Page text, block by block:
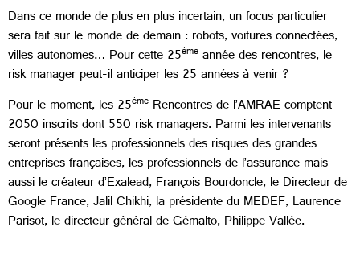
Dans ce monde de plus en plus incertain, un focus particulier
sera fait sur le monde de demain : robots, voitures connectées,
villes autonomes… Pour cette 25ème année des rencontres, le
risk manager peut-il anticiper les 25 années à venir ?
Pour le moment, les 25ème Rencontres de l’AMRAE comptent
2050 inscrits dont 550 risk managers. Parmi les intervenants
seront présents les professionnels des risques des grandes
entreprises françaises, les professionnels de l’assurance mais
aussi le créateur d’Exalead, François Bourdoncle, le Directeur de
Google France, Jalil Chikhi, la présidente du MEDEF, Laurence
Parisot, le directeur général de Gémalto, Philippe Vallée.